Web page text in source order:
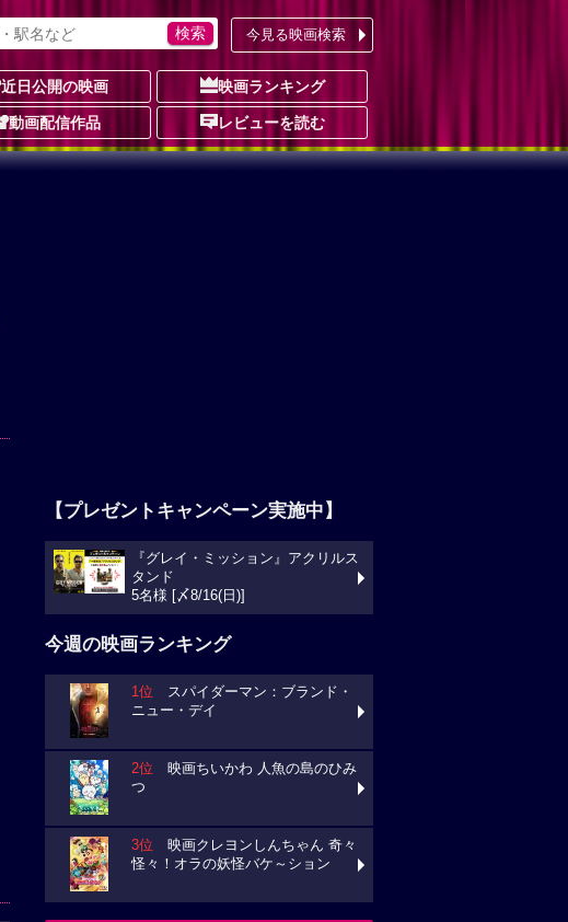
今見る映画検索
近日公開の映画 映画ランキング
動画配信作品 レビューを読む
【プレゼントキャンペーン実施中】
『グレイ・ミッション』アクリルス
タンド
5名様 [〆8/16(日)]
今週の映画ランキング
1位 スパイダーマン：ブランド・
ニュー・デイ
2位 映画ちいかわ 人魚の島のひみ
つ
3位 映画クレヨンしんちゃん 奇々
怪々！オラの妖怪バケ～ション